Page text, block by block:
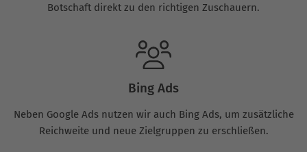
Botschaft direkt zu den richtigen Zuschauern.
Bing Ads
Neben Google Ads nutzen wir auch Bing Ads, um zusätzliche
Reichweite und neue Zielgruppen zu erschließen.